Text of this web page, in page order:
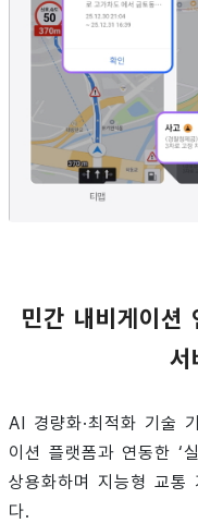
민간 내비게이션
서
AI 경량화·최적화 기술
이션 플랫폼과 연동한 ‘
상용화하며 지능형 교통
다.